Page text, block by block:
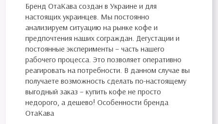
Бренд ОтаКава создан в Украине и для
настоящих украинцев. Мы постоянно
анализируем ситуацию на рынке кофе и
предпочтения наших сограждан. Дегустации и
постоянные эксперименты – часть нашего
рабочего процесса. Это позволяет оперативно
реагировать на потребности. В данном случае вы
получаете возможность сделать по-настоящему
выгодный заказ – купить кофе не просто
недорого, а дешево! Особенности бренда
ОтаКава